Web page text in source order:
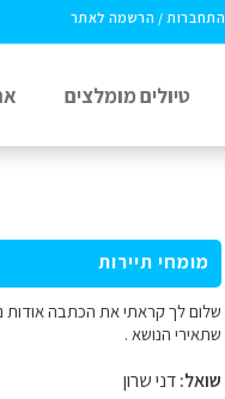
התחברות / הרשמה לאתר
טיולים מומלצים
מומחי תיירות
שלום לך קראתי את הכתבה אודות
שתאירי הנושא .
שואל:דני שרון